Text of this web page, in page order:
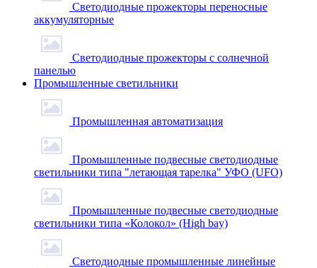
Светодиодные прожекторы переносные
аккумуляторные
Светодиодные прожекторы с солнечной
панелью
Промышленные светильники
Промышленная автоматизация
Промышленные подвесные cветодиодные
светильники типа "летающая тарелка" УФО (UFO)
Промышленные подвесные cветодиодные
светильники типа «Колокол» (High bay)
Светодиодные промышленные линейные